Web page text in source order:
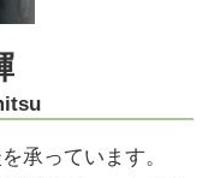
承っています。